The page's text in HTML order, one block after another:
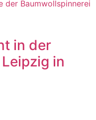
in der
in